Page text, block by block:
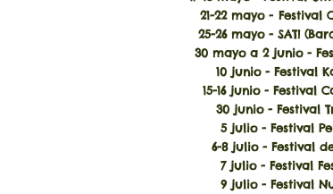
21-22 mayo- Festival
25-26 mayo - SAT!
30 mayo a 2 junio -
10 junio - Festival
15-16 junio - Festival
30 junio - Festival
5 julio - Festival Per
6-8julio - Festival
7julio - Festival
9 julio - Festival